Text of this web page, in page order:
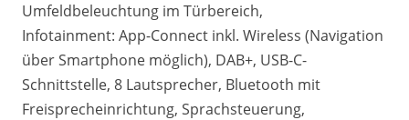
Umfeldbeleuchtung im Türbereich,
Infotainment: App-Connect inkl. Wireless (Navigation
über Smartphone möglich), DAB+, USB-C-
Schnittstelle, 8 Lautsprecher, Bluetooth mit
Freisprecheinrichtung, Sprachsteuerung,